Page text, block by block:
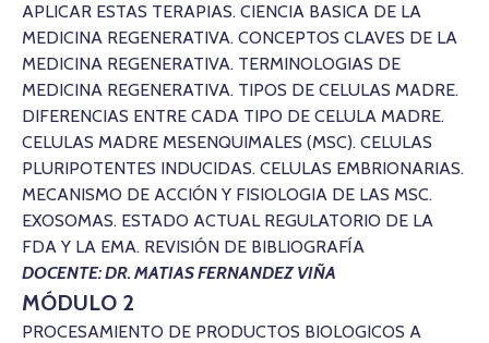
APLICAR ESTAS TERAPIAS. CIENCIA BASICA DE LA
MEDICINA REGENERATIVA. CONCEPTOS CLAVES DE LA
MEDICINA REGENERATIVA. TERMINOLOGIAS DE
MEDICINA REGENERATIVA. TIPOS DE CELULAS MADRE.
DIFERENCIAS ENTRE CADA TIPO DE CELULA MADRE.
CELULAS MADRE MESENQUIMALES (MSC). CELULAS
PLURIPOTENTES INDUCIDAS. CELULAS EMBRIONARIAS.
MECANISMO DE ACCIÓN Y FISIOLOGIA DE LAS MSC.
EXOSOMAS. ESTADO ACTUAL REGULATORIO DE LA
FDA Y LA EMA. REVISIÓN DE BIBLIOGRAFÍA
DOCENTE: DR. MATIAS FERNANDEZ VIÑA
MÓDULO 2
PROCESAMIENTO DE PRODUCTOS BIOLOGICOS A